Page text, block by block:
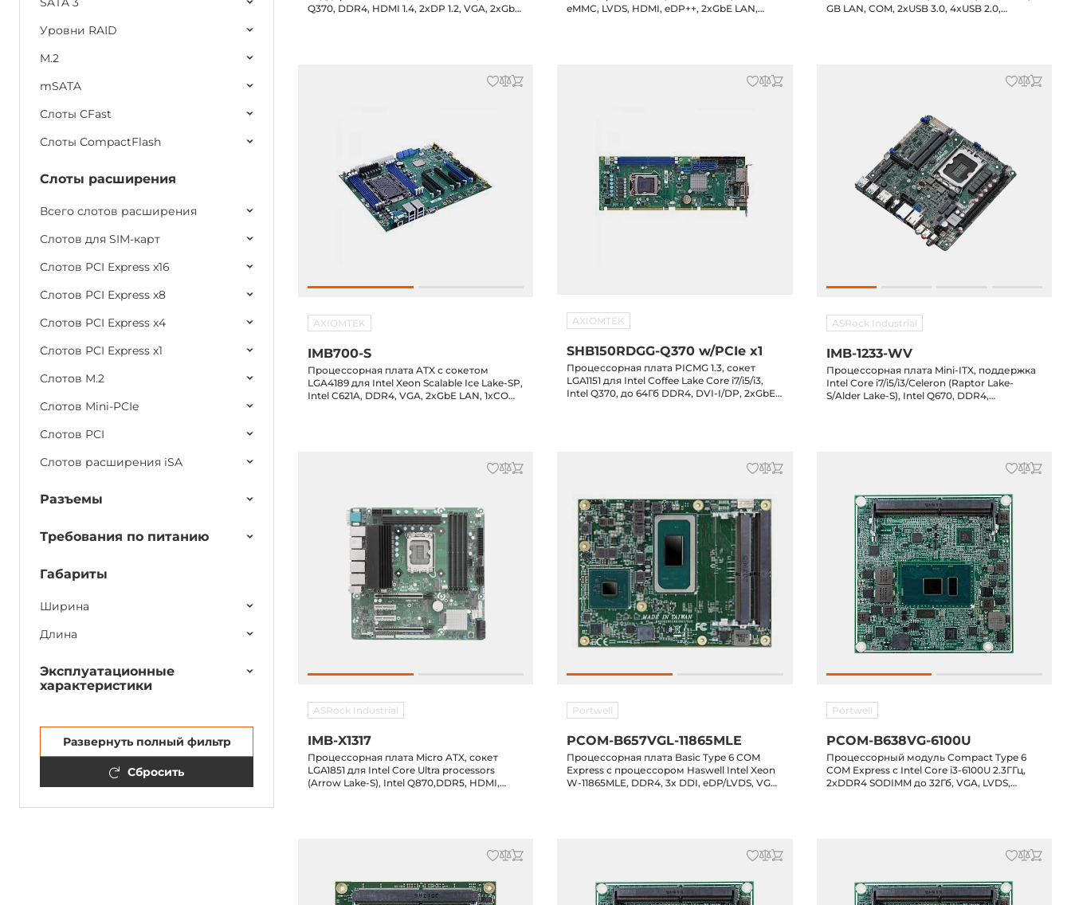
Уровни RAID
M.2
mSATA
Слоты CFast
Слоты CompactFlash
Слоты расширения
Всего слотов расширения
Слотов для SIM-карт
Слотов PCI Express x16
Слотов PCI Express x8
Слотов PCI Express x4
Слотов PCI Express x1
Слотов M.2
Слотов Mini-PCIe
Слотов PCI
Слотов расширения iSA
Разъемы
Требования по питанию
Габариты
Ширина
Длина
Эксплуатационные
характеристики
Развернуть полный фильтр
Сбросить
Q370, DDR4, HDMI 1.4, 2xDP 1.2, VGA, 2xGbE
eMMC, LVDS, HDMI, eDP++, 2xGbE LAN,
GB LAN, COM, 2xUSB 3.0, 4xUSB 2.0,
AXIOMTEK
IMB700-S
Процессорная плата ATX с сокетом
LGA4189 для Intel Xeon Scalable Ice Lake-SP,
Intel C621A, DDR4, VGA, 2xGbE LAN, 1xCOM,
AXIOMTEK
SHB150RDGG-Q370 w/PCIe x1
Процессорная плата PICMG 1.3, сокет
LGA1151 для Intel Coffee Lake Core i7/i5/i3,
Intel Q370, до 64Гб DDR4, DVI-I/DP, 2xGbE
ASRock Industrial
IMB-1233-WV
Процессорная плата Mini-ITX, поддержка
Intel Core i7/i5/i3/Celeron (Raptor Lake-
S/Alder Lake-S), Intel Q670, DDR4,
ASRock Industrial
IMB-X1317
Процессорная плата Micro ATX, сокет
LGA1851 для Intel Core Ultra processors
(Arrow Lake-S), Intel Q870,DDR5, HDMI,
Portwell
PCOM-B657VGL-11865MLE
Процессорная плата Basic Type 6 COM
Express с процессором Haswell Intel Xeon
W-11865MLE, DDR4, 3x DDI, eDP/LVDS, VGA,
Portwell
PCOM-B638VG-6100U
Процессорный модуль Compact Type 6
COM Express с Intel Core i3-6100U 2.3ГГц,
2xDDR4 SODIMM до 32Гб, VGA, LVDS,